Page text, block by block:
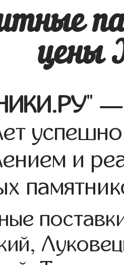
цены
" —
и